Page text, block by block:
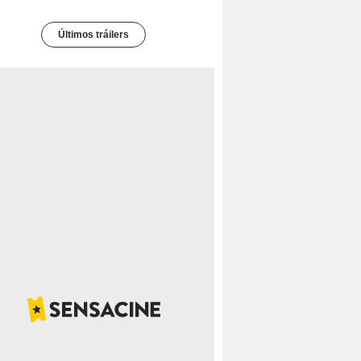
Últimos tráilers